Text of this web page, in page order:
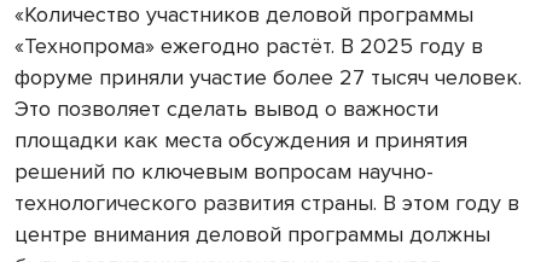
«Количество участников деловой программы
«Технопрома» ежегодно растёт. В 2025 году в
форуме приняли участие более 27 тысяч человек.
Это позволяет сделать вывод о важности
площадки как места обсуждения и принятия
решений по ключевым вопросам научно-
технологического развития страны. В этом году в
центре внимания деловой программы должны